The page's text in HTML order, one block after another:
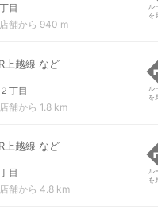
目
舗から 940 m
ル
を
上越線 など
丁目
舗から 1.8 km
ル
を
上越線 など
目
舗から 4.8 km
ル
を